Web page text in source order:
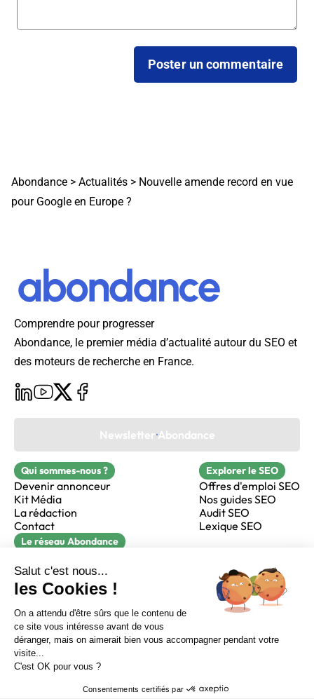
Sur LinkedIn Sur Youtube
Sur X Sur Facebook
Newsletter Abondance
Abondance > Actualités > Nouvelle amende record en vue
pour Google en Europe ?
Comprendre pour progresser
Abondance, le premier média d’actualité autour du SEO et
des moteurs de recherche en France.
Newsletter Abondance
Qui sommes-nous ?
Devenir annonceur
Kit Média
La rédaction
Contact
Explorer le SEO
Offres d'emploi SEO
Nos guides SEO
Audit SEO
Lexique SEO
Le réseau Abondance
Réacteur
alfie formation
CGV